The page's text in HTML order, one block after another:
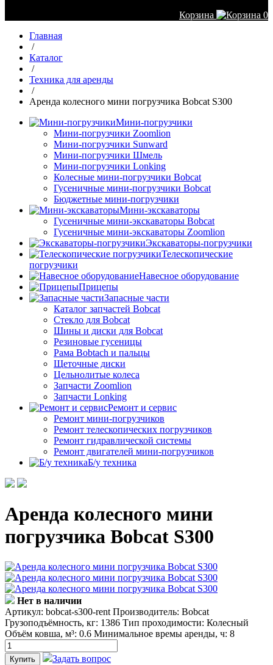
Корзина
0
Главная
/
Каталог
/
Техника для аренды
/
Аренда колесного мини погрузчика Bobcat S300
Мини-погрузчики
Мини-погрузчики Zoomlion
Мини-погрузчики Sunward
Мини-погрузчики Шмель
Мини-погрузчики Lonking
Колесные мини-погрузчики Bobcat
Гусеничные мини-погрузчики Bobcat
Бюджетные мини-погрузчики
Мини-экскаваторы
Гусеничные мини-экскаваторы Bobcat
Гусеничные мини-экскаваторы Zoomlion
Экскаваторы-погрузчики
Телескопические
погрузчики
Навесное оборудование
Прицепы
Запасные части
Каталог запчастей Bobcat
Стекло для Bobcat
Шины и диски для Bobcat
Резиновые гусеницы
Рама Bobtach и пальцы
Щеточные диски
Цельнолитые колеса
Запчасти Zoomlion
Запчасти Lonking
Ремонт и сервис
Ремонт мини-погрузчиков
Ремонт телескопических погрузчиков
Ремонт гидравлической системы
Ремонт двигателей мини-погрузчиков
Б/у техника
Аренда колесного мини
погрузчика Bobcat S300
Нет в наличии
Артикул: bobcat-s300-rent Производитель: Bobcat
Грузоподъёмность, кг: 1386 Тип проходимости: Колесный
Объём ковша, м³: 0.6 Минимальное времы аренды, ч: 8
Купить Задать вопрос